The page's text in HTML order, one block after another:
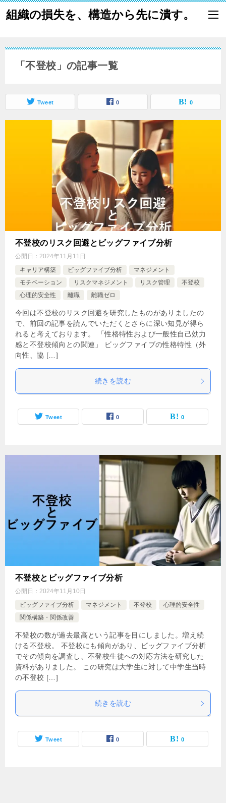
組織の損失を、構造から先に潰す。
「不登校」の記事一覧
Tweet 0 0
不登校のリスク回避とビッグファイブ分析
公開日： 2024年11月11日
キャリア構築
ビッグファイブ分析
マネジメント
モチベーション
リスクマネジメント リスク管理
不登校
心理的安全性
離職 離職ゼロ
今回は不登校のリスク回避を研究したものがありましたの
で、前回の記事を読んでいただくとさらに深い知見が得ら
れると考えております。 「性格特性および一般性自己効力
感と不登校傾向との関連」 ビッグファイブの性格特性（外
向性、協 […]
続きを読む
Tweet 0 0
不登校とビッグファイブ分析
公開日： 2024年11月10日
ビッグファイブ分析
マネジメント 不登校
心理的安全性
関係構築・関係改善
不登校の数が過去最高という記事を目にしました。増え続
ける不登校。 不登校にも傾向があり、ビッグファイブ分析
でその傾向を調査し、不登校生徒への対応方法を研究した
資料がありました。 この研究は大学生に対して中学生当時
の不登校 […]
続きを読む
Tweet 0 0